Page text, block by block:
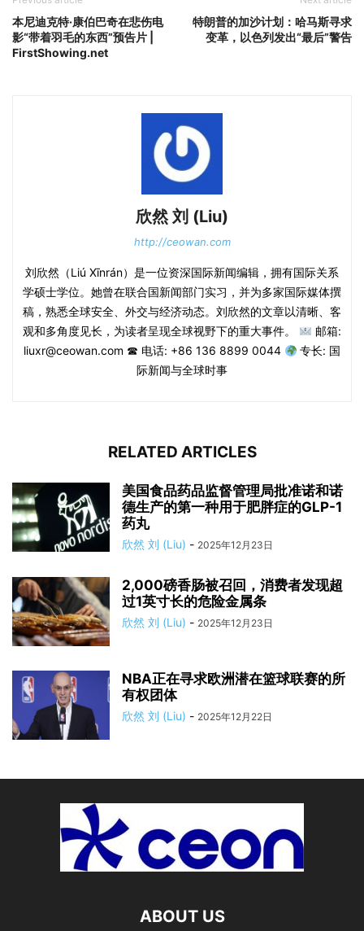
本尼迪克特·康伯巴奇在悲伤电
影“带着羽毛的东西”预告片 |
FirstShowing.net
特朗普的加沙计划：哈马斯寻求
变革，以色列发出“最后”警告
欣然 刘 (Liu)
http://ceowan.com
刘欣然（Liú Xīnrán）是一位资深国际新闻编辑，拥有国际关系
学硕士学位。她曾在联合国新闻部门实习，并为多家国际媒体撰
稿，熟悉全球安全、外交与经济动态。刘欣然的文章以清晰、客
观和多角度见长，为读者呈现全球视野下的重大事件。
邮箱:
liuxr@ceowan.com ☎ 电话: +86 136 8899 0044
专长: 国
际新闻与全球时事
RELATED ARTICLES
美国食品药品监督管理局批准诺和诺
德生产的第一种用于肥胖症的GLP-1
药丸
欣然 刘 (Liu) - 2025年12月23日
2,000磅香肠被召回，消费者发现超
过1英寸长的危险金属条
欣然 刘 (Liu) - 2025年12月23日
NBA正在寻求欧洲潜在篮球联赛的所
有权团体
欣然 刘 (Liu) - 2025年12月22日
ABOUT US